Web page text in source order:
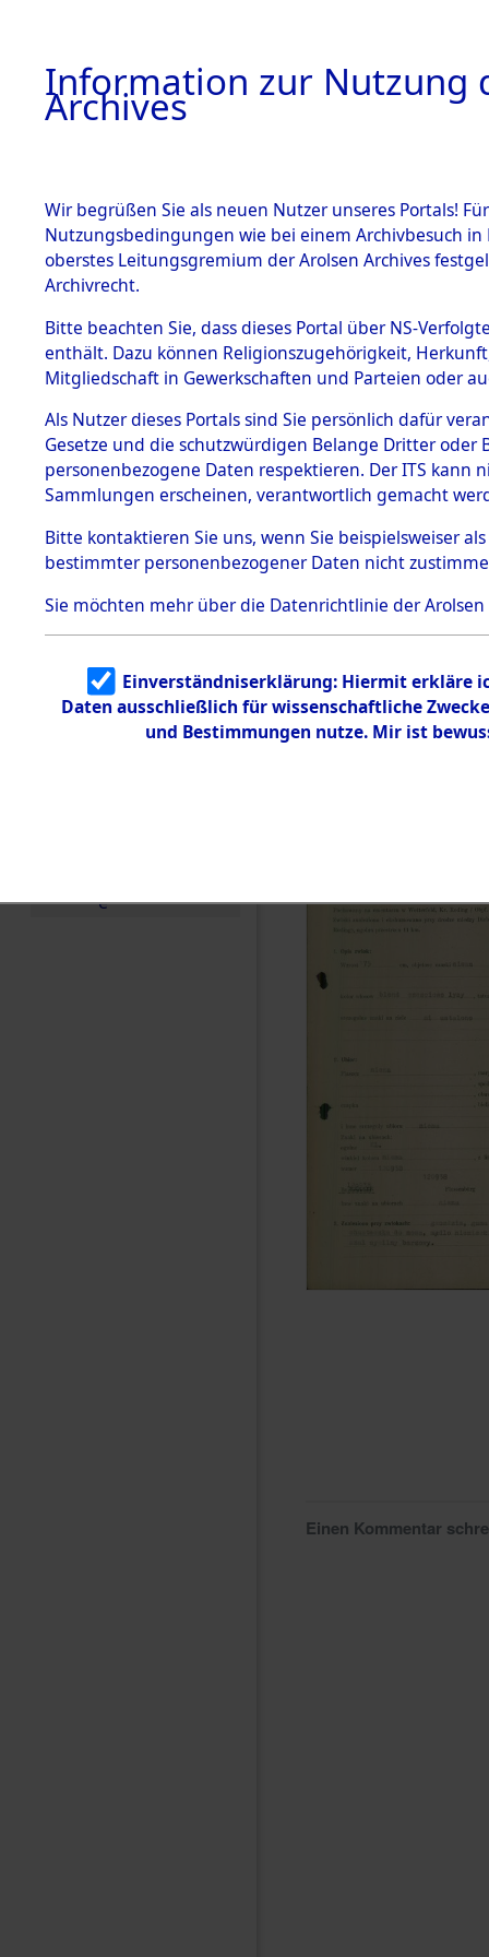
BESTÄNDE
1.
mente
5. Verschiedenes
5.3
Todesmärsche
5.3.1 Alliierte
Erhebungen
zu
Todesmärsch
en
5.3.2
Identifizierun
g
5.3.3
Todesmärsch
e
auf dem
zur
Roding,
zwischen
km)
Leben
0002
Einen Kommentar
Information zur Nutzung
Archives
Wir begrüßen Sie als neuen Nutzer unseres Portals!
Nutzungsbedingungen wie bei einem Archivbesuch
oberstes Leitungsgremium der Arolsen Archives
Archivrecht.
Bitte beachten Sie, dass dieses Portal über NS-
enthält. Dazu können Religionszugehörigkeit,
Mitgliedschaft in Gewerkschaften und Parteien oder
Als Nutzer dieses Portals sind Sie persönlich dafür
Gesetze und die schutzwürdigen Belange Dritter
personenbezogene Daten respektieren. Der ITS
Sammlungen erscheinen, verantwortlich gemacht
Bitte kontaktieren Sie uns, wenn Sie beispielsweiser
bestimmter personenbezogener Daten nicht
Sie möchten mehr über die Datenrichtlinie der Arolsen
Einverständniserklärung: Hiermit erkläre
Daten ausschließlich für wissenschaftliche
und Bestimmungen nutze. Mir ist